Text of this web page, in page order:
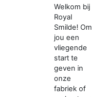
Welkom bij
Royal
Smilde! Om
jou een
vliegende
start te
geven in
onze
fabriek of